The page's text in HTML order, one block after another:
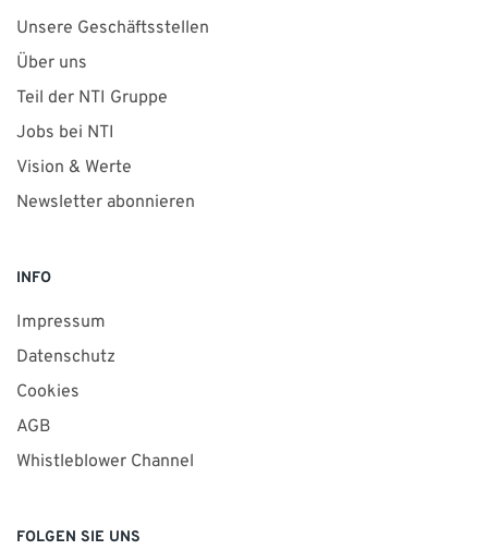
Unsere Geschäftsstellen
Über uns
Teil der NTI Gruppe
Jobs bei NTI
Vision & Werte
Newsletter abonnieren
INFO
Impressum
Datenschutz
Cookies
AGB
Whistleblower Channel
FOLGEN SIE UNS